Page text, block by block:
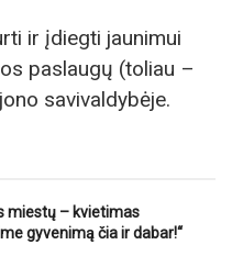
ir įdiegti jaunimui
paslaugų (toliau –
savivaldybėje.
miestų – kvietimas
gyvenimą čia ir dabar!“